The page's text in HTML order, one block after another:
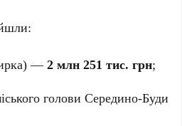
—2 млн 251 тис. грн;
голови Середино-Буди